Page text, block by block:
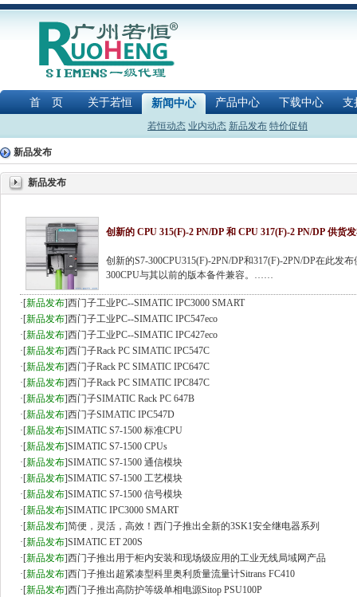
首 页 关于若恒 新闻中心 产品中心 下载中心 支
若恒动态 业内动态 新品发布 特价促销
新品发布
新品发布
创新的 CPU 315(F)-2 PN/DP 和 CPU 317(F)-2 PN/DP 供货
创新的S7-300CPU315(F)-2PN/DP和317(F)-2PN/DP在此发
300CPU与其以前的版本备件兼容。……
·[新品发布]西门子工业PC--SIMATIC IPC3000 SMART
·[新品发布]西门子工业PC--SIMATIC IPC547eco
·[新品发布]西门子工业PC--SIMATIC IPC427eco
·[新品发布]西门子Rack PC SIMATIC IPC547C
·[新品发布]西门子Rack PC SIMATIC IPC647C
·[新品发布]西门子Rack PC SIMATIC IPC847C
·[新品发布]西门子SIMATIC Rack PC 647B
·[新品发布]西门子SIMATIC IPC547D
·[新品发布]SIMATIC S7-1500 标准CPU
·[新品发布]SIMATIC S7-1500 CPUs
·[新品发布]SIMATIC S7-1500 通信模块
·[新品发布]SIMATIC S7-1500 工艺模块
·[新品发布]SIMATIC S7-1500 信号模块
·[新品发布]SIMATIC IPC3000 SMART
·[新品发布]简便，灵活，高效！西门子推出全新的3SK1安全继电器系列
·[新品发布]SIMATIC ET 200S
·[新品发布]西门子推出用于柜内安装和现场级应用的工业无线局域网产品
·[新品发布]西门子推出超紧凑型科里奥利质量流量计Sitrans FC410
·[新品发布]西门子推出高防护等级单相电源Sitop PSU100P